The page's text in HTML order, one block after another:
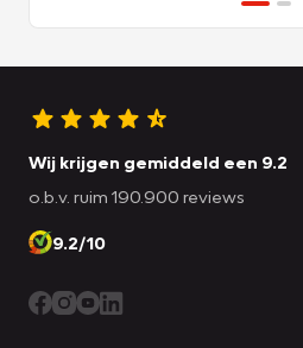
Wij krijgen gemiddeld een 9.2
o.b.v. ruim 190.900 reviews
9.2/10